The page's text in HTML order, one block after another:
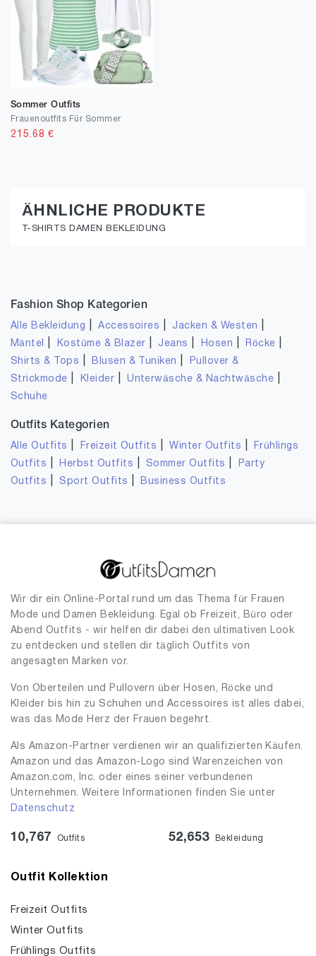
Sommer Outfits
Frauenoutfits Für Sommer
215.68 €
ÄHNLICHE PRODUKTE
T-SHIRTS DAMEN BEKLEIDUNG
Fashion Shop Kategorien
Alle Bekleidung |Accessoires Jacken & Westen
Mäntel Kostüme & Blazer Jeans Hosen Röcke
Shirts & Tops Blusen & Tuniken
Pullover &
Strickmode
Kleider |Unterwäsche & Nachtwäsche
Schuhe
Outfits Kategorien
Alle Outfits Freizeit Outfits |Winter Outfits
Frühlings
Outfits
Herbst Outfits Sommer Outfits
Party
Outfits
Sport Outfits Business Outfits
Wir dir ein Online-Portal rund um das Thema für Frauen
Mode und Damen Bekleidung. Egal ob Freizeit, Büro oder
Abend Outfits - wir helfen dir dabei den ultimativen Look
zu entdecken und stellen dir täglich Outfits von
angesagten Marken vor.
Von Oberteilen und Pullovern über Hosen, Röcke und
Kleider bis hin zu Schuhen und Accessoires ist alles dabei,
was das Mode Herz der Frauen begehrt.
Als Amazon-Partner verdienen wir an qualifizierten Käufen.
Amazon und das Amazon-Logo sind Warenzeichen von
Amazon.com, Inc. oder eines seiner verbundenen
Unternehmen. Weitere Informationen finden Sie unter
Datenschutz
10,767 Outfits 52,653 Bekleidung
Outfit Kollektion
Freizeit Outfits
Winter Outfits
Frühlings Outfits